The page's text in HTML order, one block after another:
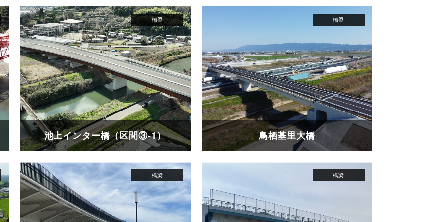
池上インター橋（区間③-1） 鳥栖基里大橋